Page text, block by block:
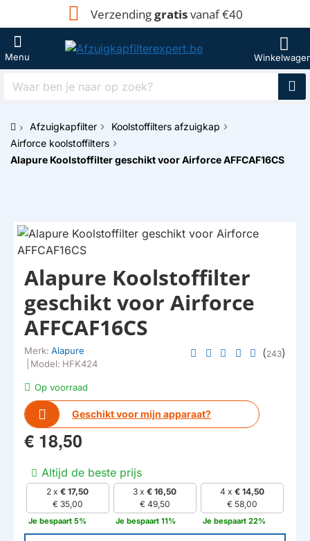
Verzendinggratisvanaf €40
Waar
naar
op
zoek?
h
o
Afzuigkapfilter
Koolstoffilters afzuigkap
Airforce koolstoffilters
Alapure Koolstoffilter geschikt voor Airforce AFFCAF16CS
HUISMERK
Op voorraad
Geschikt voor mijn apparaat?
Alapure Koolstoffilter
geschikt voor Airforce
AFFCAF16CS
Merk: Alapure
Model: HFK424
(243)
€ 18,50
Altijd de beste prijs
2 x€ 17,50
€ 35,00
Je bespaart 5%
3 x€ 16,50
€ 49,50
Je bespaart 11%
4 x € 14,50
€ 58,00
Je bespaart 22%